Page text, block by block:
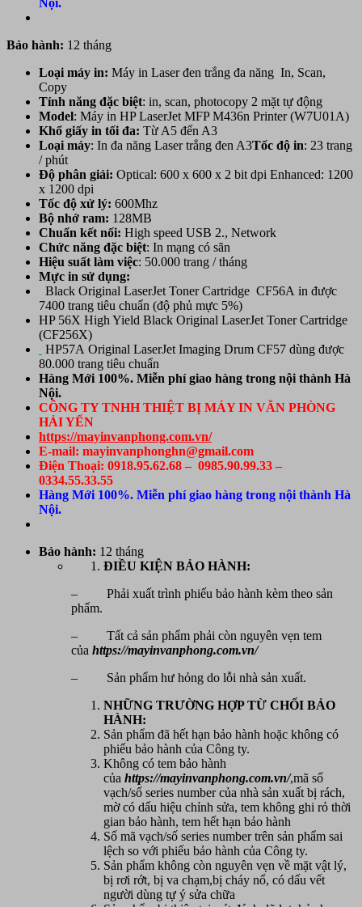
Nội.
Bảo hành: 12 tháng
Loại máy in: Máy in Laser đen trắng đa năng In, Scan,
Copy
Tính năng đặc biệt: in, scan, photocopy 2 mặt tự động
Model: Máy in HP LaserJet MFP M436n Printer (W7U01A)
Khổ giấy in tối đa: Từ A5 đến A3
Loại máy: In đa năng Laser trắng đen A3Tốc độ in: 23 trang
/ phút
Độ phân giải: Optical: 600 x 600 x 2 bit dpi Enhanced: 1200
x 1200 dpi
Tốc độ xử lý: 600Mhz
Bộ nhớ ram: 128MB
Chuẩn kết nối: High speed USB 2., Network
Chức năng đặc biệt: In mạng có sãn
Hiệu suất làm việc: 50.000 trang / tháng
Mực in sử dụng:
Black Original LaserJet Toner Cartridge CF56A in được
7400 trang tiêu chuẩn (độ phủ mực 5%)
HP 56X High Yield Black Original LaserJet Toner Cartridge
(CF256X)
HP57A Original LaserJet Imaging Drum CF57 dùng được
80.000 trang tiêu chuẩn
Hàng Mới 100%. Miễn phí giao hàng trong nội thành Hà
Nội.
CÔNG TY TNHH THIỆT BỊ MÁY IN VĂN PHÒNG
HẢI YẾN
https://mayinvanphong.com.vn/
E-mail: mayinvanphonghn@gmail.com
Điện Thoại: 0918.95.62.68 – 0985.90.99.33 –
0334.55.33.55
Hàng Mới 100%. Miễn phí giao hàng trong nội thành Hà
Nội.
Bảo hành: 12 tháng
ĐIỀU KIỆN BẢO HÀNH:
– Phải xuất trình phiếu bảo hành kèm theo sản
phẩm.
– Tất cả sản phẩm phải còn nguyên vẹn tem
của https://mayinvanphong.com.vn/
– Sản phẩm hư hỏng do lỗi nhà sản xuất.
NHỮNG TRƯỜNG HỢP TỪ CHỐI BẢO
HÀNH:
Sản phẩm đã hết hạn bảo hành hoặc không có
phiếu bảo hành của Công ty.
Không có tem bảo hành
của https://mayinvanphong.com.vn/,mã số
vạch/số series number của nhà sản xuất bị rách,
mờ có dấu hiệu chỉnh sửa, tem không ghi rỏ thời
gian bảo hành, tem hết hạn bảo hành
Số mã vạch/số series number trên sản phẩm sai
lệch so với phiếu bảo hành của Công ty.
Sản phẩm không còn nguyên vẹn về mặt vật lý,
bị rơi rớt, bị va chạm,bị cháy nổ, có dấu vết
người dùng tự ý sửa chữa